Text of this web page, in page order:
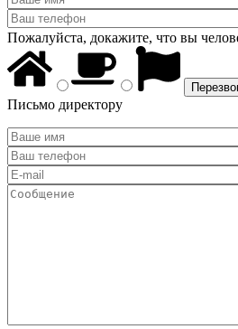
Пожалуйста, докажите, что вы
Письмо директору